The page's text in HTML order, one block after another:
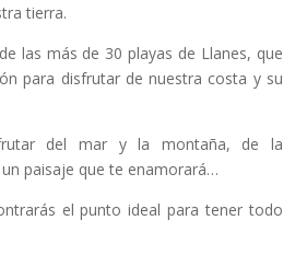
tierra.
las más de 30 playas de Llanes, que
para disfrutar de nuestra costa y su
del mar y la montaña, de la
paisaje que te enamorará…
el punto ideal para tener todo